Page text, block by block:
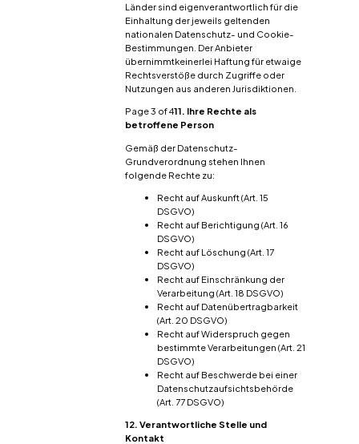
Länder sind eigenverantwortlich für die
Einhaltung der jeweils geltenden
nationalen Datenschutz- und Cookie-
Bestimmungen. Der Anbieter
übernimmtkeinerlei Haftung für etwaige
Rechtsverstöße durch Zugriffe oder
Nutzungen aus anderen Jurisdiktionen.
Page 3 of 411. Ihre Rechte als
betroffene Person
Gemäß der Datenschutz-
Grundverordnung stehen Ihnen
folgende Rechte zu:
Recht auf Auskunft (Art. 15
DSGVO)
Recht auf Berichtigung (Art. 16
DSGVO)
Recht auf Löschung (Art. 17
DSGVO)
Recht auf Einschränkung der
Verarbeitung (Art. 18 DSGVO)
Recht auf Datenübertragbarkeit
(Art. 20 DSGVO)
Recht auf Widerspruch gegen
bestimmte Verarbeitungen (Art. 21
DSGVO)
Recht auf Beschwerde bei einer
Datenschutzaufsichtsbehörde
(Art. 77 DSGVO)
12. Verantwortliche Stelle und
Kontakt